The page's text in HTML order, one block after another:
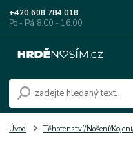
+420 608 784 018
Po - Pá 8.00 - 16.00
Úvod Těhotenství/Nošení/